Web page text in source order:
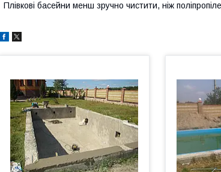
Плівкові басейни менш зручно чистити, ніж